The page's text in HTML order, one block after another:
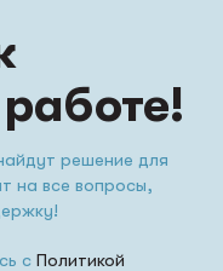
решение для
на все вопросы,
с Политикой